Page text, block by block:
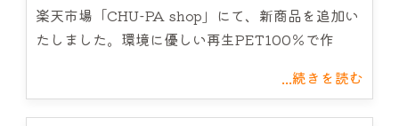
楽天市場「CHU-PA shop」にて、新商品を追加い
たしました。環境に優しい再生PET100％で作
...続きを読む